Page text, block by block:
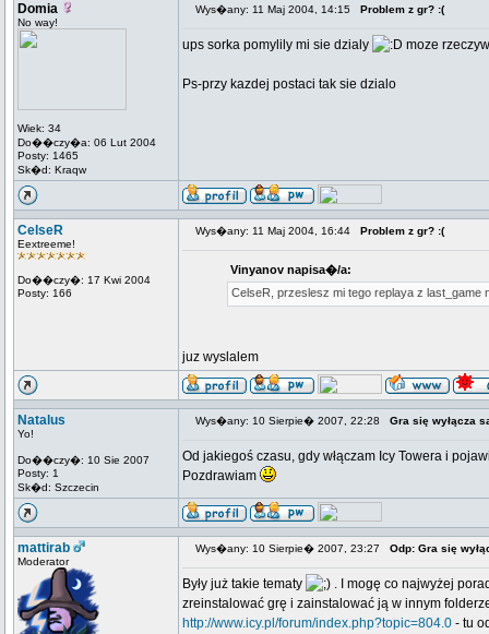
Domia
No way!
Wiek: 34
Do��czy�a: 06 Lut 2004
Posty: 1465
Sk�d: Kraqw
Wys�any: 11 Maj 2004, 14:15 Problem z gr? :(
ups sorka pomylily mi sie dzialy moze
Ps-przy kazdej postaci tak sie dzialo
CelseR
Eextreeme!
Do��czy�: 17 Kwi 2004
Posty: 166
Wys�any: 11 Maj 2004, 16:44 Problem z gr? :(
Vinyanov napisa�/a:
CelseR, przeslesz mi tego replaya z last_game
juz wyslalem
Natalus
Yo!
Do��czy�: 10 Sie 2007
Posty: 1
Sk�d: Szczecin
Wys�any: 10 Sierpie� 2007, 22:28 Gra się wyłącza
Od jakiegoś czasu, gdy włączam Icy Towera i
Pozdrawiam
mattirab
Moderator
Wys�any: 10 Sierpie� 2007, 23:27 Odp: Gra się
Były już takie tematy
. I mogę co najwyżej
zreinstalować grę i zainstalować ją w innym
http://www.icy.pl/forum/index.php?topic=804.0 - tu